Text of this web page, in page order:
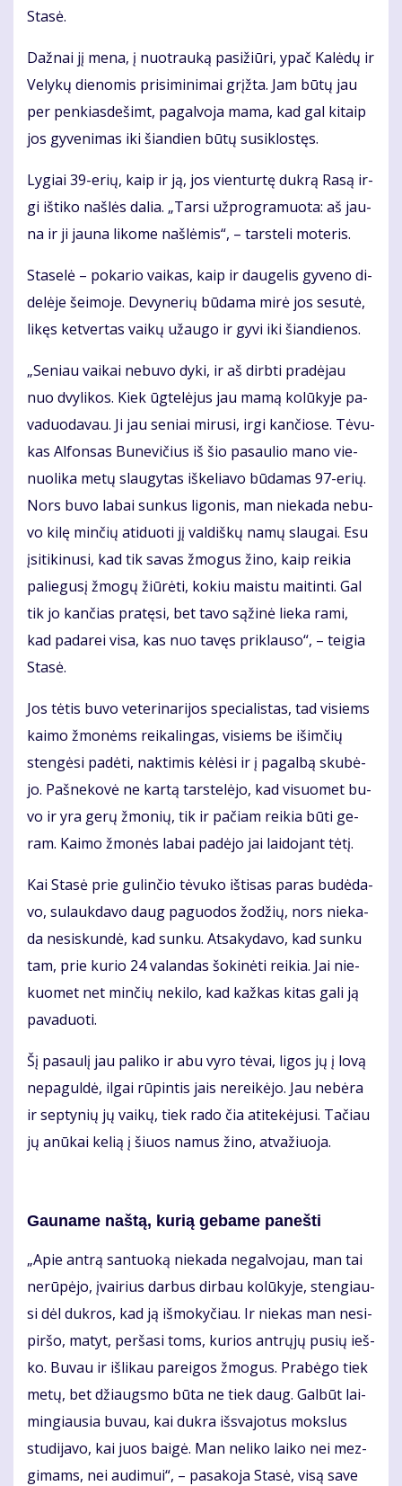
Sta­sė.
Daž­nai jį me­na, į nuo­trau­ką pa­si­žiū­ri, ypač Ka­lė­dų ir
Ve­ly­kų die­no­mis pri­si­mi­ni­mai grįž­ta. Jam bū­tų jau
per pen­kias­de­šimt, pa­gal­vo­ja ma­ma, kad gal ki­taip
jos gy­ve­ni­mas iki šian­dien bū­tų su­si­klos­tęs.
Ly­giai 39-erių, kaip ir ją, jos vien­tur­tę duk­rą Ra­są ir­
gi iš­ti­ko naš­lės da­lia. „Tar­si už­prog­ra­muo­ta: aš jau­
na ir ji jau­na li­ko­me naš­lė­mis“, – tars­te­li mo­te­ris.
Sta­se­lė – po­ka­rio vai­kas, kaip ir dau­ge­lis gy­ve­no di­
de­lė­je šei­mo­je. De­vy­ne­rių bū­da­ma mi­rė jos se­su­tė,
li­kęs ket­ver­tas vai­kų už­au­go ir gy­vi iki šian­die­nos.
„Se­niau vai­kai ne­bu­vo dy­ki, ir aš dirb­ti pra­dė­jau
nuo dvy­li­kos. Kiek ūg­te­lė­jus jau ma­mą ko­lū­ky­je pa­
va­duo­da­vau. Ji jau se­niai mi­ru­si, ir­gi kan­čio­se. Tė­vu­
kas Al­fon­sas Bu­ne­vi­čius iš šio pa­sau­lio ma­no vie­
nuo­li­ka me­tų slau­gy­tas iš­ke­lia­vo bū­da­mas 97-erių.
Nors bu­vo la­bai sun­kus li­go­nis, man nie­ka­da ne­bu­
vo ki­lę min­čių ati­duo­ti jį val­diš­kų na­mų slau­gai. Esu
įsi­ti­ki­nu­si, kad tik sa­vas žmo­gus ži­no, kaip rei­kia
pa­lie­gu­sį žmo­gų žiū­rė­ti, ko­kiu mais­tu mai­tin­ti. Gal
tik jo kan­čias pra­tę­si, bet ta­vo są­ži­nė lie­ka ra­mi,
kad pa­da­rei vi­sa, kas nuo ta­vęs pri­klau­so“, – tei­gia
Sta­sė.
Jos tė­tis bu­vo ve­te­ri­na­ri­jos spe­cia­lis­tas, tad vi­siems
kai­mo žmo­nėms rei­ka­lin­gas, vi­siems be iš­im­čių
sten­gė­si pa­dė­ti, nak­ti­mis kė­lė­si ir į pa­gal­bą sku­bė­
jo. Pa­šne­ko­vė ne kar­tą tars­te­lė­jo, kad vi­suo­met bu­
vo ir yra ge­rų žmo­nių, tik ir pa­čiam rei­kia bū­ti ge­
ram. Kai­mo žmo­nės la­bai pa­dė­jo jai lai­do­jant tė­tį.
Kai Sta­sė prie gu­lin­čio tė­vu­ko iš­ti­sas pa­ras bu­dė­da­
vo, su­lauk­da­vo daug pa­guo­dos žo­džių, nors nie­ka­
da ne­si­skun­dė, kad sun­ku. At­sa­ky­da­vo, kad sun­ku
tam, prie ku­rio 24 va­lan­das šo­ki­nė­ti rei­kia. Jai nie­
kuo­met net min­čių ne­ki­lo, kad kaž­kas ki­tas ga­li ją
pa­va­duo­ti.
Šį pa­sau­lį jau pa­li­ko ir abu vy­ro tė­vai, li­gos jų į lo­vą
ne­pa­gul­dė, il­gai rū­pin­tis jais ne­rei­kė­jo. Jau ne­bė­ra
ir sep­ty­nių jų vai­kų, tiek ra­do čia ati­te­kė­ju­si. Ta­čiau
jų anū­kai ke­lią į šiuos na­mus ži­no, at­va­žiuo­ja.
Gau­na­me naš­tą, ku­rią ge­ba­me pa­neš­ti
„Apie an­trą san­tuo­ką nie­ka­da ne­gal­vo­jau, man tai
ne­rū­pė­jo, įvai­rius dar­bus dir­bau ko­lū­ky­je, sten­giau­
si dėl duk­ros, kad ją iš­mo­ky­čiau. Ir nie­kas man ne­si­
pir­šo, ma­tyt, per­ša­si toms, ku­rios ant­rų­jų pu­sių ieš­
ko. Bu­vau ir iš­li­kau pa­rei­gos žmo­gus. Pra­bė­go tiek
me­tų, bet džiaugs­mo bū­ta ne tiek daug. Gal­būt lai­
min­giau­sia bu­vau, kai duk­ra iš­sva­jo­tus moks­lus
stu­di­ja­vo, kai juos bai­gė. Man ne­li­ko lai­ko nei mez­
gi­mams, nei au­di­mui“, – pa­sa­ko­ja Sta­sė, vi­są sa­ve